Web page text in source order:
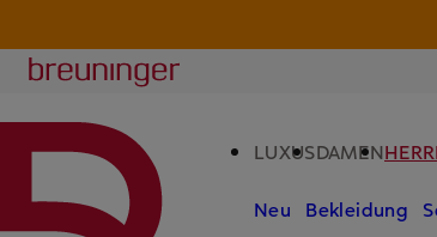
ZUM SUCHFELD
Breuninger
LUXUSDAMEN
Neu Bekleidung